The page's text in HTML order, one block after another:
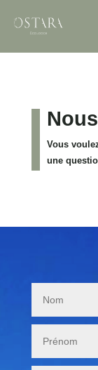
Vous
une